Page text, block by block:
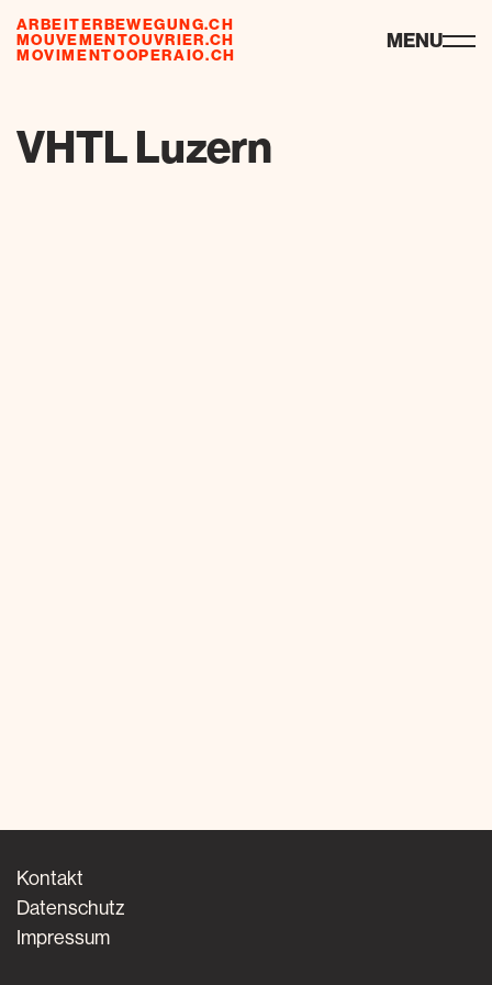
ARBEITERBEWEGUNG.CH
MOUVEMENTOUVRIER.CH
MOVIMENTOOPERAIO.CH
ressourcen MENU
VHTL Luzern
Kontakt
Datenschutz
Impressum